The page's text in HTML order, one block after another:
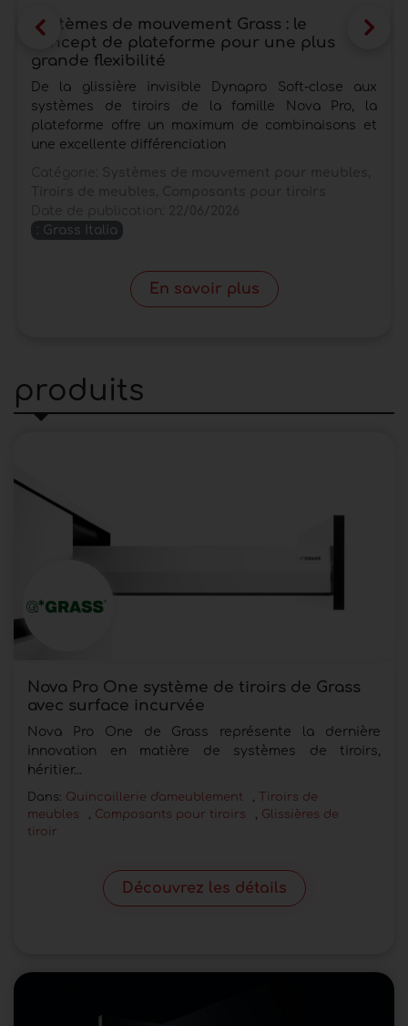
Systèmes de mouvement Grass : le
concept de plateforme pour une plus
grande flexibilité
De la glissière invisible Dynapro Soft-close aux
systèmes de tiroirs de la famille Nova Pro, la
plateforme offre un maximum de combinaisons et
une excellente différenciation
: Grass Italia
En savoir plus
produits
Nova Pro One système de tiroirs de Grass
avec surface incurvée
Nova Pro One de Grass représente la dernière
innovation en matière de systèmes de tiroirs,
héritier...
Dans: Quincaillerie d'ameublement
Tiroirs de
meubles
Composants pour tiroirs
Glissières de
tiroir
Découvrez les détails